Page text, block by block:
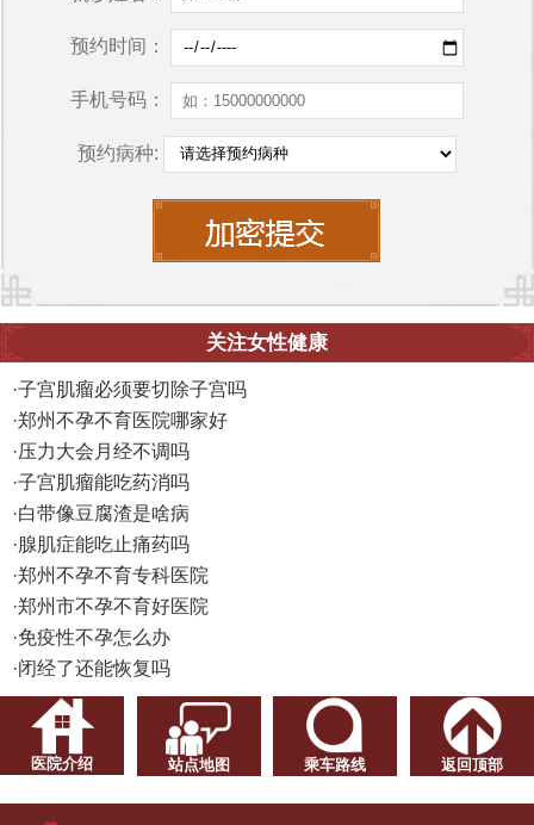
预约时间：
手机号码：
预约病种:
关注女性健康
·子宫肌瘤必须要切除子宫吗
·郑州不孕不育医院哪家好
·压力大会月经不调吗
·子宫肌瘤能吃药消吗
·白带像豆腐渣是啥病
·腺肌症能吃止痛药吗
·郑州不孕不育专科医院
·郑州市不孕不育好医院
·免疫性不孕怎么办
·闭经了还能恢复吗
医院介绍 站点地图 乘车路线 返回顶部